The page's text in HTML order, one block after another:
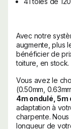
Avec notre
augmente, plus
bénéficier de
toiture, en stock.
Vous avez le
(0.50mm,
4m ondulé, 5m
adaptation à
charpente. Nous
longueur de